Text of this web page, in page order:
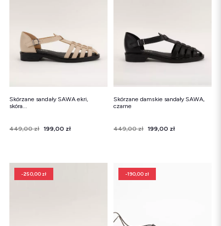
Skórzane sandały SAWA ekri,
skóra...
Cena
Cena regularna
449,00 zł 199,00 zł
Skórzane damskie sandały SAWA,
czarne
Cena
Cena regularna
449,00 zł 199,00 zł
-250,00 zł -190,00 zł
Sandały
Śniegowce